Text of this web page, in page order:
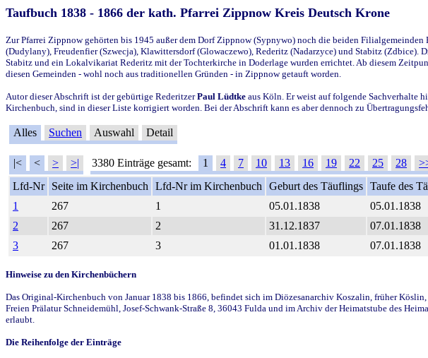
Taufbuch 1838 - 1866 der kath. Pfarrei Zippnow Kreis Deutsch Krone
Zur Pfarrei Zippnow gehörten bis 1945 außer dem Dorf Zippnow (Sypnywo) noch die beiden
(Dudylany), Freudenfier (Szwecja), Klawittersdorf (Glowaczewo), Rederitz (Nadarzyce) und Stabitz
Stabitz und ein Lokalvikariat Rederitz mit der Tochterkirche in Doderlage wurden errichtet. Ab diesem
diesen Gemeinden - wohl noch aus traditionellen Gründen - in Zippnow getauft worden.
Autor dieser Abschrift ist der gebürtige RederitzerPaul Lüdtke aus Köln. Er weist auf folgende Sachverhalte
Kirchenbuch, sind in dieser Liste korrigiert worden. Bei der Abschrift kann es aber dennoch zu
Alles Suchen Auswahl Detail
|< < > >| 3380 Einträge gesamt: 1 4 7 10 13 16 19 22 25 28
Lfd-Nr
Seite im Kirchenbuch Lfd-Nr im Kirchenbuch Geburt des Täuflings Taufe des
1
267 1 05.01.1838 05.01.1838
2
267 2 31.12.1837 07.01.1838
3
267 3 01.01.1838 07.01.1838
Hinweise zu den Kirchenbüchern
Das Original-Kirchenbuch von Januar 1838 bis 1866, befindet sich im Diözesanarchiv Koszalin, früher
Freien Prälatur Schneidemühl, Josef-Schwank-Straße 8, 36043 Fulda und im Archiv der Heimatstube des
erlaubt.
Die Reihenfolge der Einträge